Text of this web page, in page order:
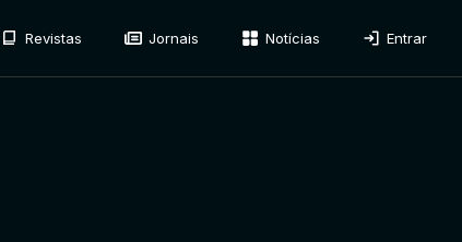
Revistas Jornais Notícias Entrar